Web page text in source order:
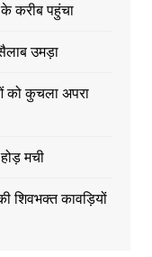
के करीब पहुंचा
सैलाब उमड़ा
को कुचला अपरा
मची
शिवभक्त कावड़ियों